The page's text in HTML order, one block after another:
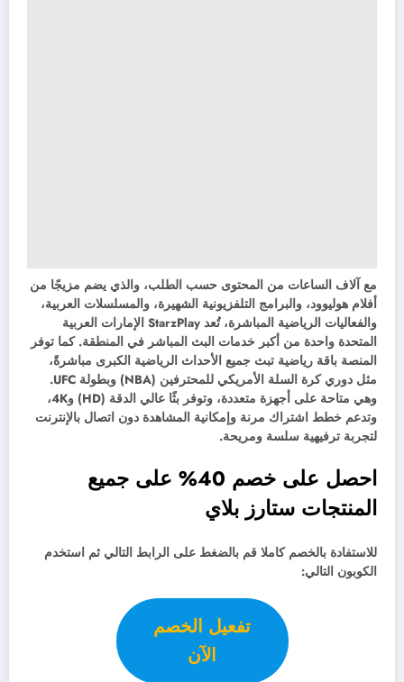
مع آلاف الساعات من المحتوى حسب الطلب، والذي يضم مزيجًا من
أفلام هوليوود، والبرامج التلفزيونية الشهيرة، والمسلسلات العربية،
والفعاليات الرياضية المباشرة، تُعد StarzPlay الإمارات العربية
المتحدة واحدة من أكبر خدمات البث المباشر في المنطقة. كما توفر
المنصة باقة رياضية تبث جميع الأحداث الرياضية الكبرى مباشرةً،
مثل دوري كرة السلة الأمريكي للمحترفين (NBA) وبطولة UFC.
وهي متاحة على أجهزة متعددة، وتوفر بثًا عالي الدقة (HD) و4K،
وتدعم خطط اشتراك مرنة وإمكانية المشاهدة دون اتصال بالإنترنت
لتجربة ترفيهية سلسة ومريحة.
احصل على خصم 40% على جميع
المنتجات ستارز بلاي
للاستفادة بالخصم كاملا قم بالضغط على الرابط التالي ثم استخدم
الكوبون التالي:
تفعيل الخصم
الآن